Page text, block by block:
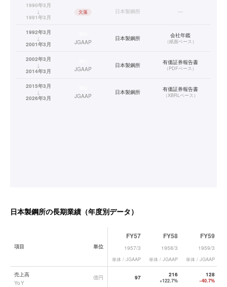
1990年3月
↓
1991年3月
欠落 日本製鋼所 —
1992年3月
↓
2001年3月
JGAAP
日本製鋼所 会社年鑑
（紙面ベース）
2002年3月
↓
2014年3月
JGAAP
日本製鋼所 有価証券報告書
（PDFベース）
2015年3月
↓
2026年3月
JGAAP
日本製鋼所 有価証券報告書
（XBRLベース）
日本製鋼所の長期業績（年度別データ）
日本製鋼所
項目 単位
FY57
1957/3
単体 / JGAAP
FY58
1958/3
単体 / JGAAP
FY59
1959/3
単体 / JGAAP
売上高
YoY
億円 97 216
+122.7%
128
−40.7%